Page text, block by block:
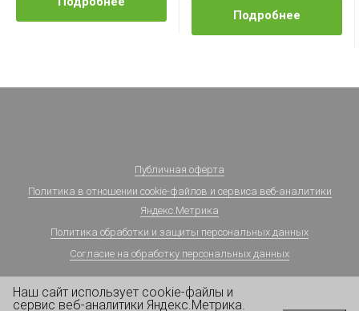
Подробнее
Публичная оферта
Политика в отношении cookie-файлов и сервиса веб-аналитики
Яндекс.Метрика
Политика обработки и защиты персональных данных
Согласие на обработку персональных данных
Наш сайт использует cookie-файлы и
сервис веб-аналитики Яндекс.Метрика.